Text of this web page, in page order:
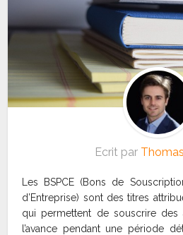
Ecrit par
Les BSPCE (Bons de
d’Entreprise) sont des titres
qui permettent de souscrire
l’avance pendant une période